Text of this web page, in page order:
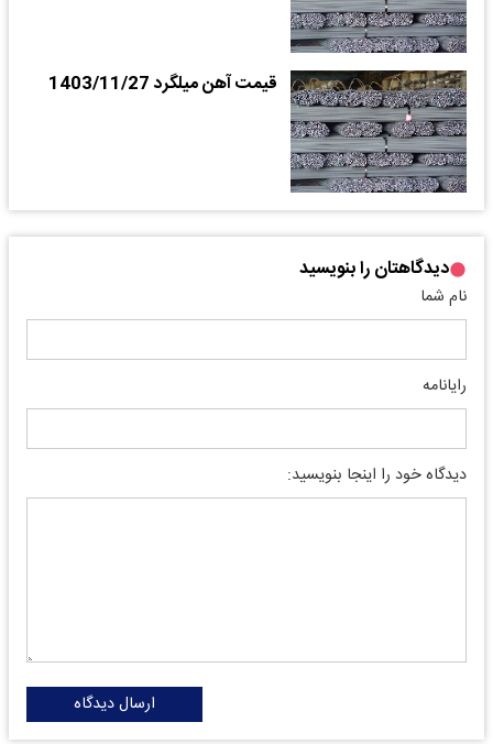
قیمت آهن میلگرد 1403/11/27
دیدگاهتان را بنویسید
نام شما
رایانامه
دیدگاه خود را اینجا بنویسید:
ارسال دیدگاه